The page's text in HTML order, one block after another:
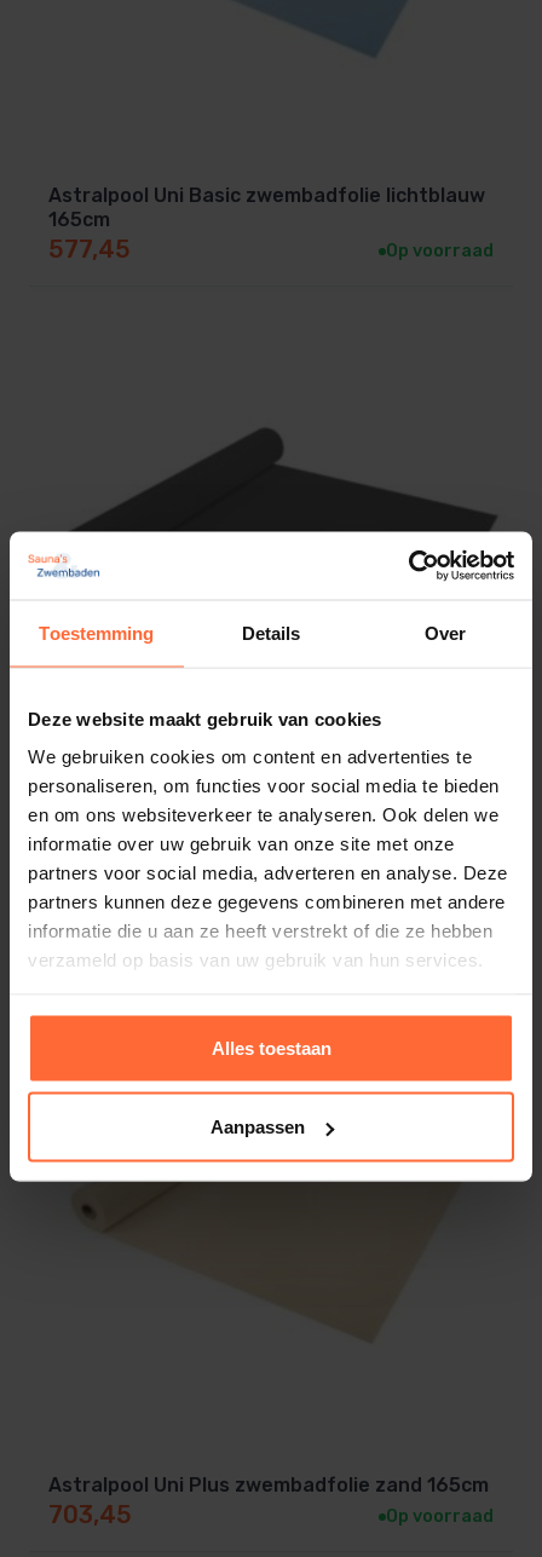
Toestemming Details Over
Deze website maakt gebruik van cookies
We gebruiken cookies om content en advertenties te
personaliseren, om functies voor social media te bieden
en om ons websiteverkeer te analyseren. Ook delen we
informatie over uw gebruik van onze site met onze
partners voor social media, adverteren en analyse. Deze
partners kunnen deze gegevens combineren met andere
informatie die u aan ze heeft verstrekt of die ze hebben
verzameld op basis van uw gebruik van hun services.
Alles toestaan
Aanpassen
Astralpool Uni Basic zwembadfolie lichtblauw
165cm
577,45 Op voorraad
Astralpool Uni Plus zwembadfolie donkergrijs
165cm
703,45 Op voorraad
Astralpool Uni Plus zwembadfolie zand 165cm
703,45 Op voorraad